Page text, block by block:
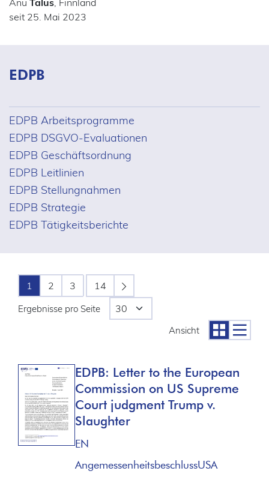
Anu Talus, Finnland
seit 25. Mai 2023
EDPB
EDPB Arbeitsprogramme
EDPB DSGVO-Evaluationen
EDPB Geschäftsordnung
EDPB Leitlinien
EDPB Stellungnahmen
EDPB Strategie
EDPB Tätigkeitsberichte
1 2 3 14
Ergebnisse pro Seite
Ansicht
EDPB: Letter to the European
Commission on US Supreme
Court judgment Trump v.
Slaughter
EN
AngemessenheitsbeschlussUSA